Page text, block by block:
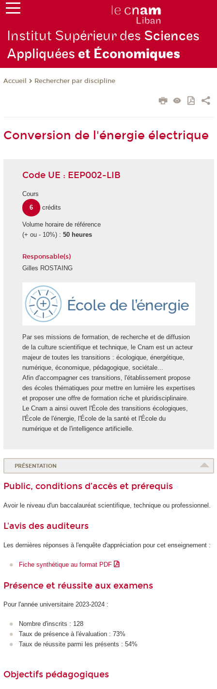
Institut Supérieur des Sciences
Appliquéeset Économiques
Accueil Rechercher par discipline
Conversion de l'énergie électrique
Code UE : EEP002-LIB
Cours
6
crédits
Volume horaire de référence
(+ ou - 10%) : 50 heures
Responsable(s)
Gilles ROSTAING
Par ses missions de formation, de recherche et de diffusion
de la culture scientifique et technique, le Cnam est un acteur
majeur de toutes les transitions : écologique, énergétique,
numérique, économique, pédagogique, sociétale...
Afin d'accompagner ces transitions, l'établissement propose
des écoles thématiques pour mettre en lumière les expertises
et proposer une offre de formation riche et pluridisciplinaire.
Le Cnam a ainsi ouvert l'École des transitions écologiques,
l'École de l'énergie, l'École de la santé et l'École du
numérique et de l'intelligence artificielle.
PRÉSENTATION
Public, conditions d’accès et prérequis
Avoir le niveau d'un baccalauréat scientifique, technique ou professionnel.
L'avis des auditeurs
Les dernières réponses à l'enquête d'appréciation pour cet enseignement :
Fiche synthétique au format PDF
Présence et réussite aux examens
Pour l'année universitaire 2023-2024 :
Nombre d'inscrits : 128
Taux de présence à l'évaluation : 73%
Taux de réussite parmi les présents : 54%
Objectifs pédagogiques